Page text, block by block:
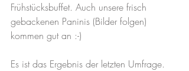
Frühstücksbuffet. Auch unsere frisch
gebackenen Paninis (Bilder folgen)
kommen gut an :-)
Es ist das Ergebnis der letzten Umfrage.